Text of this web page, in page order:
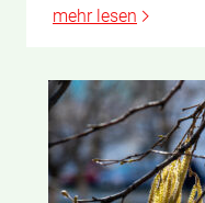
mehr lesen